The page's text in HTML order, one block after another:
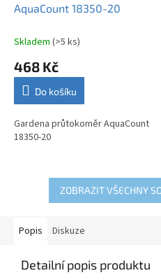
AquaCount 18350-20
Skladem (>5 ks)
468 Kč
Do košíku
Gardena průtokoměr AquaCount
18350-20
ZOBRAZIT VŠECHNY
Popis Diskuze
Detailní popis produktu